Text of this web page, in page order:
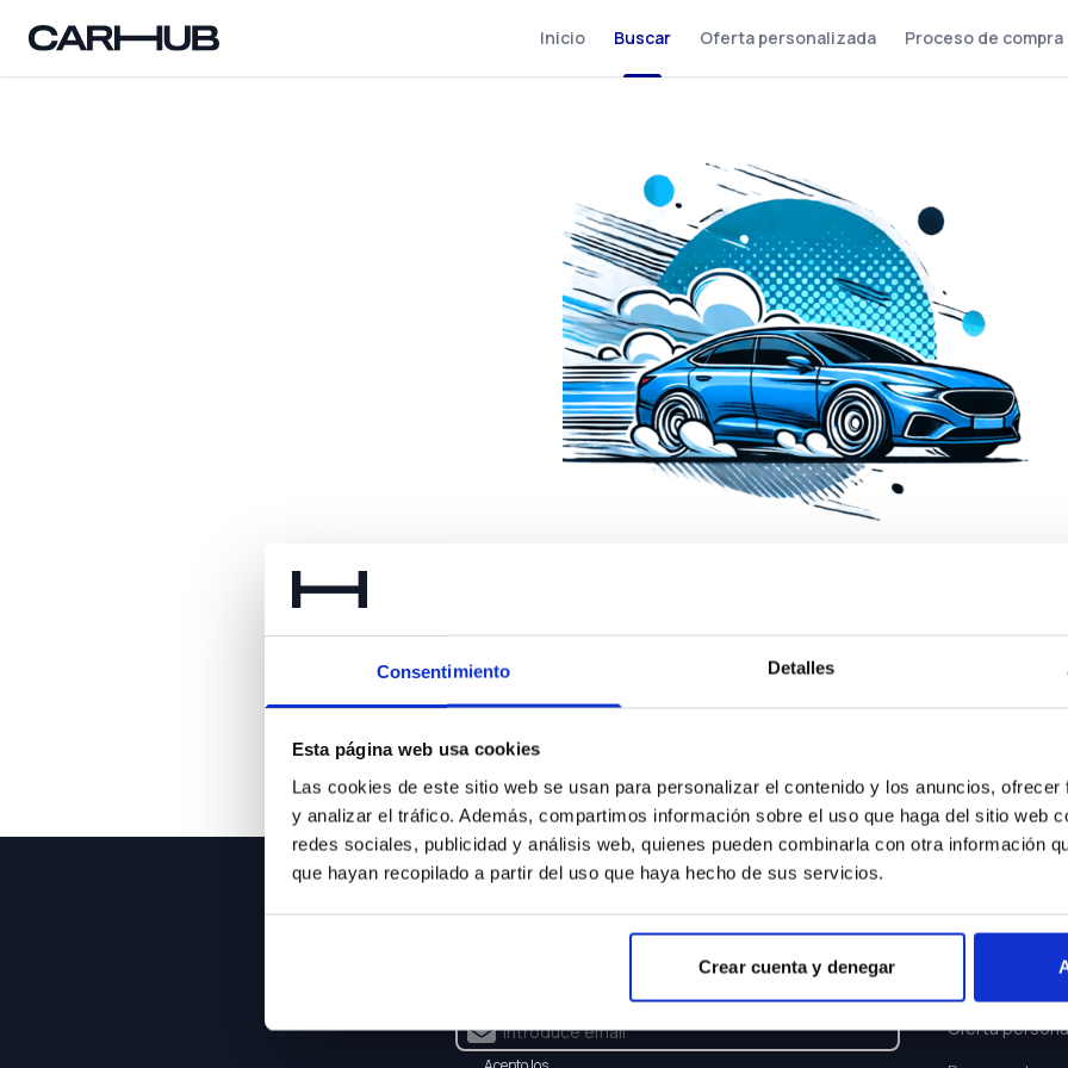
Consentimiento Detalles
Esta página web usa cookies
Las cookies de este sitio web se usan para personalizar el contenido y los anuncios,
y analizar el tráfico. Además, compartimos información sobre el uso que haga del sitio web
redes sociales, publicidad y análisis web, quienes pueden combinarla con otra información
que hayan recopilado a partir del uso que haya hecho de sus servicios.
Crear cuenta y denegar
Carhub Inicio Buscar Oferta personalizada Proceso de compra
Lo sentimos pero el coche que buscas ya no está
Suscríbete y recibe las últimas novedades y ofertas.
ENLACES
Oferta